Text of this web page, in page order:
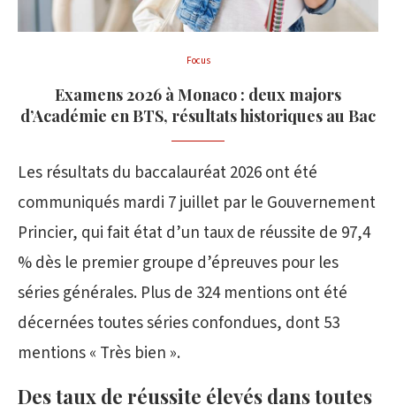
Focus
Examens 2026 à Monaco : deux majors
d’Académie en BTS, résultats historiques au Bac
Les résultats du baccalauréat 2026 ont été
communiqués mardi 7 juillet par le Gouvernement
Princier, qui fait état d’un taux de réussite de 97,4
% dès le premier groupe d’épreuves pour les
séries générales. Plus de 324 mentions ont été
décernées toutes séries confondues, dont 53
mentions « Très bien ».
Des taux de réussite élevés dans toutes